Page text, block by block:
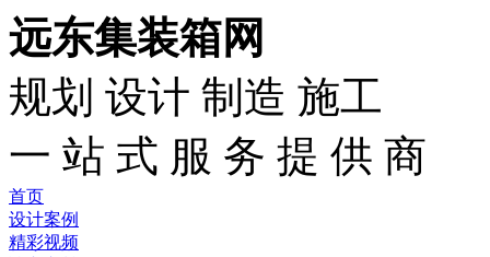
远东集装箱网
规划 设计 制造 施工
一 站 式 服 务 提 供 商
首页
设计案例
精彩视频